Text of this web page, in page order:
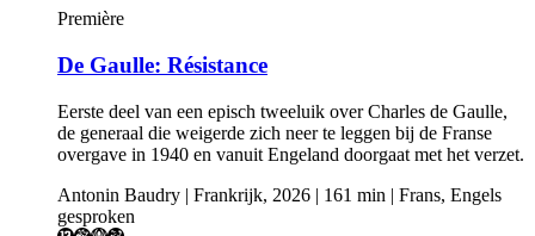
Première
De Gaulle: Résistance
Eerste deel van een episch tweeluik over Charles de Gaulle,
de generaal die weigerde zich neer te leggen bij de Franse
overgave in 1940 en vanuit Engeland doorgaat met het verzet.
Antonin Baudry | Frankrijk, 2026 | 161 min | Frans, Engels
gesproken